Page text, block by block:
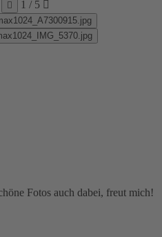
1 / 5
Fotos auch dabei, freut mich!